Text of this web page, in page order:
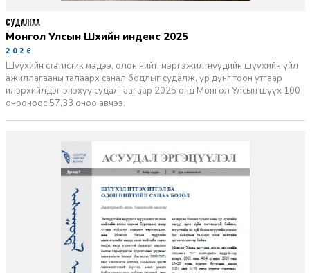
Монгол Улсын Шүүхийн индекс 2025
2026-06-11
Шүүхийн статистик мэдээ, олон нийт, мэргэжилтнүүдийн шүүхийн үйл
ажиллагааны талаарх санал бодлыг судалж, үр дүнг тоон утгаар
илэрхийлдэг энэхүү судалгаагаар 2025 онд Монгол Улсын шүүх 100
онооноос 57,33 оноо авчээ.
СУДАЛГАА